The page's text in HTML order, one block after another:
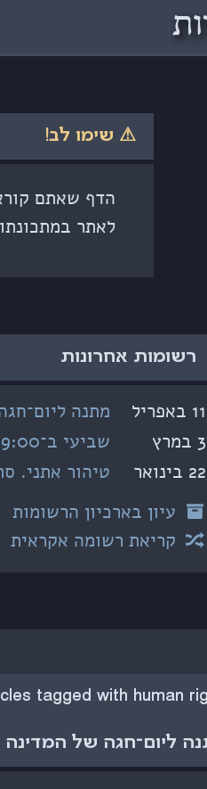
⚠ שימו לב!
הדף שאתם
לאתר
רשומות אחרונות
11 באפריל
מתנה
3 במרץ
שביעי ב־19:00 — הפגנה חשובה בשיח' ג'ראח
22 בינואר
טיהור אתני.
עיון בארכיון הרשומות
קריאת רשומה אקראית
tagged with human
ליום־חגה של המדינה